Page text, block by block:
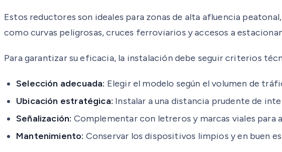
Estos reductores son ideales para zonas de alta afluencia
como curvas peligrosas, cruces ferroviarios y accesos a
Para garantizar su eficacia, la instalación debe seguir criterios
Selección adecuada: Elegir el modelo según el volumen de
Ubicación estratégica: Instalar a una distancia prudente de
Señalización: Complementar con letreros y marcas viales
Mantenimiento: Conservar los dispositivos limpios y en buen